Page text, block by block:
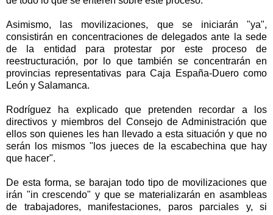
Asimismo, las movilizaciones, que se iniciarán "ya",
consistirán en concentraciones de delegados ante la sede
de la entidad para protestar por este proceso de
reestructuración, por lo que también se concentrarán en
provincias representativas para Caja España-Duero como
León y Salamanca.
Rodríguez ha explicado que pretenden recordar a los
directivos y miembros del Consejo de Administración que
ellos son quienes les han llevado a esta situación y que no
serán los mismos "los jueces de la escabechina que hay
que hacer".
De esta forma, se barajan todo tipo de movilizaciones que
irán "in crescendo" y que se materializarán en asambleas
de trabajadores, manifestaciones, paros parciales y, si